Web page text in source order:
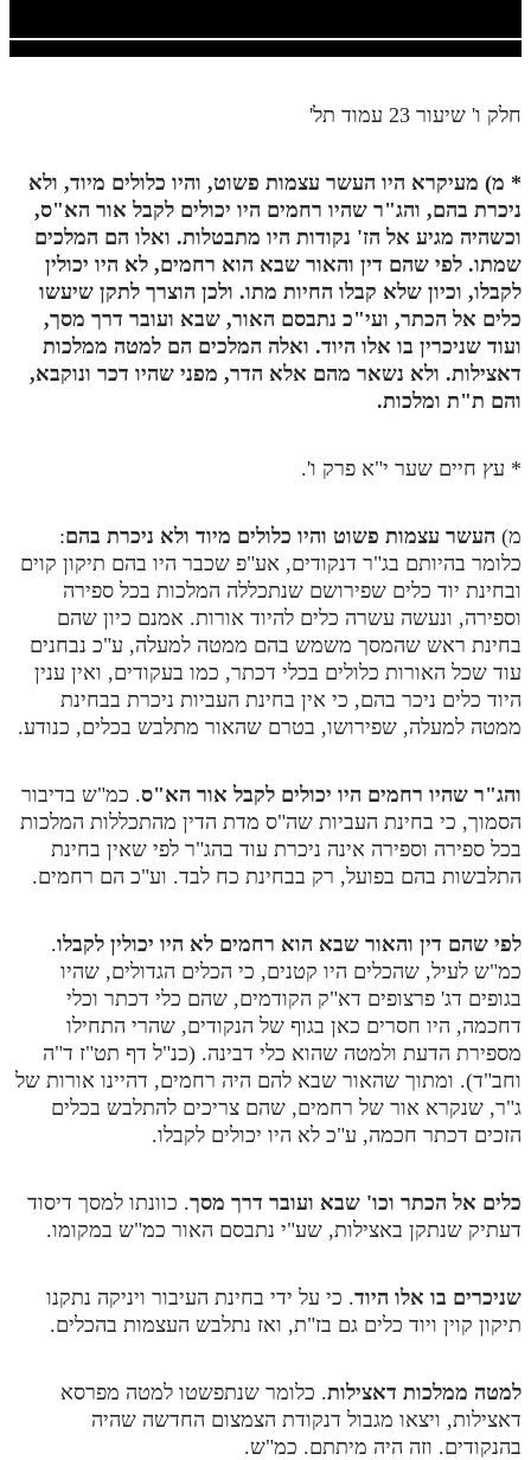
חלק יד
חלק ט"ז
בית שער הכוונות
שידור חי
הזמן סט תלמוד עשר הספירות
מנוע חיפוש בספרים
תלמוד עשר הספירות בעיון
תלמוד עשר הספירות חלק א
תע"ס חלק ב' עיון
תלמוד עשר הספירות חלק ד
תלמוד עשר הספירות חלק ה
תלמוד עשר הספירות חלק ו
תלמוד עשר הספירות חלק ח
תלמוד עשר הספירות חלק י
תלמוד עשר הספירות חלק יא
תלמוד עשר הספירות חלק יב
תלמוד עשר הספירות חלק יג
תלמוד עשר הספירות חלק יד
תלמוד עשר הספירות חלק טז
אודות האתר
חלק ו' שיעור 23 עמוד תל'
* מ) מעיקרא היו העשר עצמות פשוט, והיו כלולים מיוד, ולא
ניכרת בהם, והג"ר שהיו רחמים היו יכולים לקבל אור הא"ס,
וכשהיה מגיע אל הז' נקודות היו מתבטלות. ואלו הם המלכים
שמתו. לפי שהם דין והאור שבא הוא רחמים, לא היו יכולין
לקבלו, וכיון שלא קבלו החיות מתו. ולכן הוצרך לתקן שיעשו
כלים אל הכתר, ועי"כ נתבסם האור, שבא ועובר דרך מסך,
ועוד שניכרין בו אלו היוד. ואלה המלכים הם למטה ממלכות
דאצילות. ולא נשאר מהם אלא הדר, מפני שהיו דכר ונוקבא,
והם ת"ת ומלכות.
* עץ חיים שער י"א פרק ו'.
מ) העשר עצמות פשוט והיו כלולים מיוד ולא ניכרת בהם:
כלומר בהיותם בג"ר דנקודים, אע"פ שכבר היו בהם תיקון קוים
ובחינת יוד כלים שפירושם שנתכללה המלכות בכל ספירה
וספירה, ונעשה עשרה כלים להיוד אורות. אמנם כיון שהם
בחינת ראש שהמסך משמש בהם ממטה למעלה, ע"כ נבחנים
עוד שכל האורות כלולים בכלי דכתר, כמו בעקודים, ואין ענין
היוד כלים ניכר בהם, כי אין בחינת העביות ניכרת בבחינת
ממטה למעלה, שפירושו, בטרם שהאור מתלבש בכלים, כנודע.
והג"ר שהיו רחמים היו יכולים לקבל אור הא"ס. כמ"ש בדיבור
הסמוך, כי בחינת העביות שה"ס מדת הדין מהתכללות המלכות
בכל ספירה וספירה אינה ניכרת עוד בהג"ר לפי שאין בחינת
התלבשות בהם בפועל, רק בבחינת כח לבד. וע"כ הם רחמים.
לפי שהם דין והאור שבא הוא רחמים לא היו יכולין לקבלו.
כמ"ש לעיל, שהכלים היו קטנים, כי הכלים הגדולים, שהיו
בגופים דג' פרצופים דא"ק הקודמים, שהם כלי דכתר וכלי
דחכמה, היו חסרים כאן בגוף של הנקודים, שהרי התחילו
מספירת הדעת ולמטה שהוא כלי דבינה. (כנ"ל דף תט"ז ד"ה
וחב"ד). ומתוך שהאור שבא להם היה רחמים, דהיינו אורות של
ג"ר, שנקרא אור של רחמים, שהם צריכים להתלבש בכלים
הזכים דכתר חכמה, ע"כ לא היו יכולים לקבלו.
כלים אל הכתר וכו' שבא ועובר דרך מסך. כוונתו למסך דיסוד
דעתיק שנתקן באצילות, שע"י נתבסם האור כמ"ש במקומו.
שניכרים בו אלו היוד. כי על ידי בחינת העיבור ויניקה נתקנו
תיקון קוין ויוד כלים גם בז"ת, ואז נתלבש העצמות בהכלים.
למטה ממלכות דאצילות. כלומר שנתפשטו למטה מפרסא
דאצילות, ויצאו מגבול דנקודת הצמצום החדשה שהיה
בהנקודים. וזה היה מיתתם. כמ"ש.